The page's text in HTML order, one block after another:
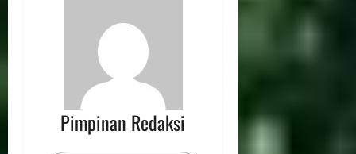
Pimpinan Redaksi